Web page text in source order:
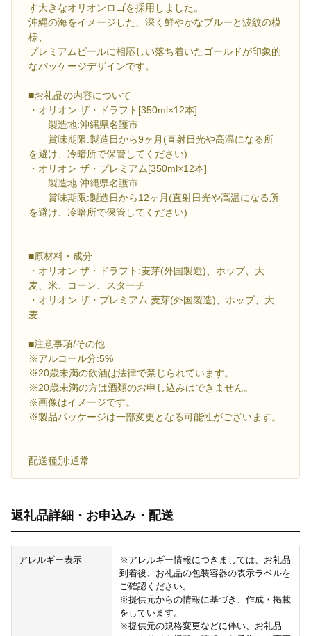
す大きなオリオンロゴを採用しました。
沖縄の海をイメージした、深く鮮やかなブルーと波紋の模
様、
プレミアムビールに相応しい落ち着いたゴールドが印象的
なパッケージデザインです。
■お礼品の内容について
・オリオン ザ・ドラフト[350ml×12本]
製造地:沖縄県名護市
賞味期限:製造日から9ヶ月(直射日光や高温になる所
を避け、冷暗所で保管してください)
・オリオン ザ・プレミアム[350ml×12本]
製造地:沖縄県名護市
賞味期限:製造日から12ヶ月(直射日光や高温になる所
を避け、冷暗所で保管してください)
■原材料・成分
・オリオン ザ・ドラフト:麦芽(外国製造)、ホップ、大
麦、米、コーン、スターチ
・オリオン ザ・プレミアム:麦芽(外国製造)、ホップ、大
麦
■注意事項/その他
※アルコール分:5%
※20歳未満の飲酒は法律で禁じられています。
※20歳未満の方は酒類のお申し込みはできません。
※画像はイメージです。
※製品パッケージは一部変更となる可能性がございます。
配送種別:通常
返礼品詳細・お申込み・配送
アレルギー表示
※アレルギー情報につきましては、お礼品
到着後、お礼品の包装容器の表示ラベルを
ご確認ください。
※提供元からの情報に基づき、作成・掲載
をしています。
※提供元の規格変更などに伴い、お礼品